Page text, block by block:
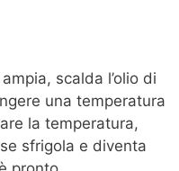
scalda l’olio di
una temperatura
la temperatura,
sfrigola e diventa